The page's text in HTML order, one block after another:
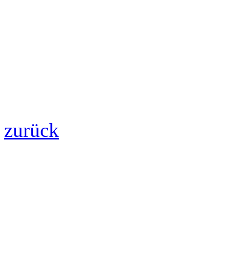
zurück